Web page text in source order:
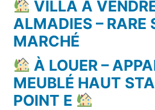
VILLA À
ALMADIES – RARE
MARCHÉ
À LOUER –
MEUBLÉ HAUT
POINT E